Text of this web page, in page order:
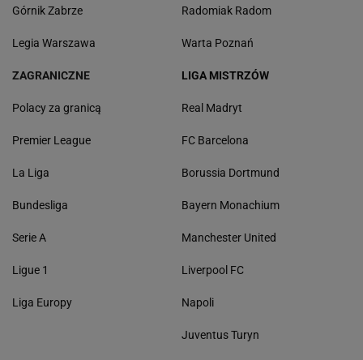
Górnik Zabrze
Legia Warszawa
Radomiak Radom
Warta Poznań
ZAGRANICZNE
Polacy za granicą
Premier League
La Liga
Bundesliga
Serie A
Ligue 1
Liga Europy
LIGA MISTRZÓW
Real Madryt
FC Barcelona
Borussia Dortmund
Bayern Monachium
Manchester United
Liverpool FC
Napoli
Juventus Turyn